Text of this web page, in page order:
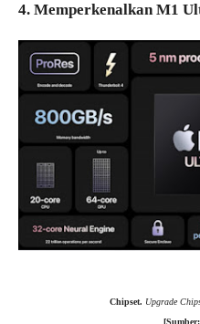
4. Memperkenalkan M1
Chipset. Upgrade